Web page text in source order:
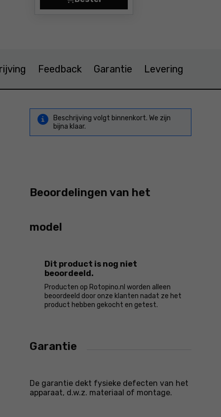
Houtspiraalboren Standard
Feedback Garantie Levering
Beschrijving volgt binnenkort. We zijn
bijna klaar.
Beoordelingen van het
model
Dit product is nog niet
beoordeeld.
Producten op Rotopino.nl worden alleen
beoordeeld door onze klanten nadat ze het
product hebben gekocht en getest.
Garantie
De garantie dekt fysieke defecten van het
apparaat, d.w.z. materiaal of montage.